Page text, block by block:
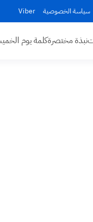
سياسة الخصوصية Viber
نبذة مختصرةكلمة يوم